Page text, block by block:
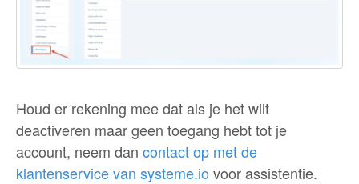
Houd er rekening mee dat als je het wilt
deactiveren maar geen toegang hebt tot je
account, neem dan contact op met de
klantenservice van systeme.io voor assistentie.